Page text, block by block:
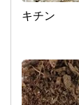
キチン